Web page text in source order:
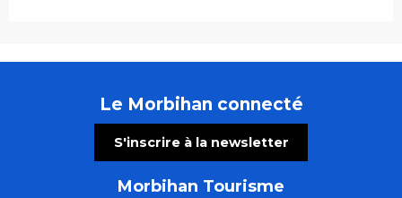
Le Morbihan connecté
S'inscrire à la newsletter
Morbihan Tourisme